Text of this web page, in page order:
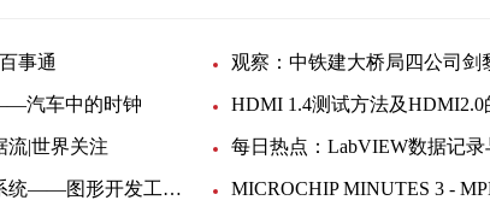
事通
汽车中的时钟
流|世界关注 每日热点：LabVIEW数据记
在SAM9x6上玩转嵌入式Linux®系统——图形开发工具EGT的配置和展示（4/4）-环球快看